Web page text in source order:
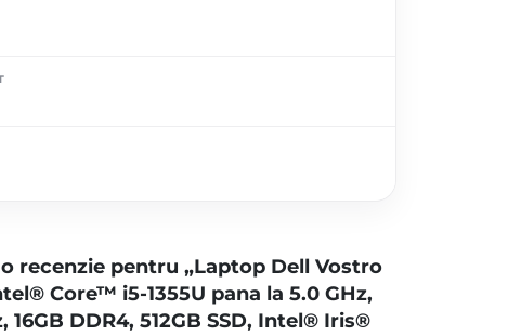
recenzie pentru „Laptop Dell Vostro
Core™ i5-1355U pana la 5.0 GHz,
16GB DDR4, 512GB SSD, Intel® Iris®